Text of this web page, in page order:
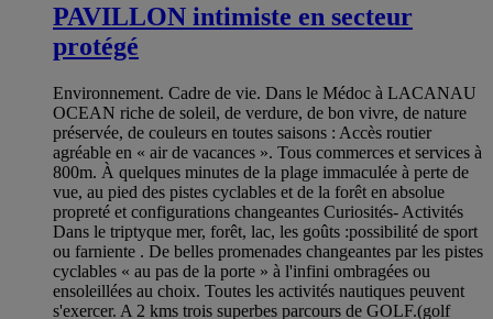
PAVILLON intimiste en secteur
protégé
Environnement. Cadre de vie. Dans le Médoc à LACANAU
OCEAN riche de soleil, de verdure, de bon vivre, de nature
préservée, de couleurs en toutes saisons : Accès routier
agréable en « air de vacances ». Tous commerces et services à
800m. À quelques minutes de la plage immaculée à perte de
vue, au pied des pistes cyclables et de la forêt en absolue
propreté et configurations changeantes Curiosités- Activités
Dans le triptyque mer, forêt, lac, les goûts :possibilité de sport
ou farniente . De belles promenades changeantes par les pistes
cyclables « au pas de la porte » à l'infini ombragées ou
ensoleillées au choix. Toutes les activités nautiques peuvent
s'exercer. A 2 kms trois superbes parcours de GOLF.(golf